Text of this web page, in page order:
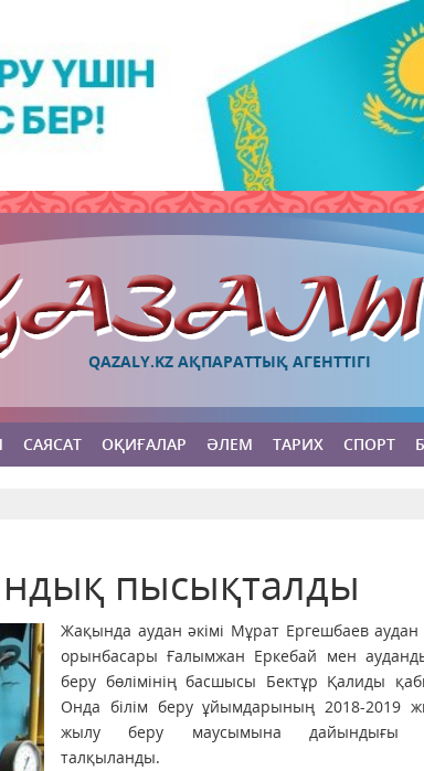
QAZALY.KZ АҚПАРАТТЫҚ АГЕНТТІГІ
САЯСАТ ОҚИҒАЛАР ӘЛЕМ ТАРИХ СПОРТ
пысықталды
Жақында аудан әкімі Мұрат Ергешбаев аудан
орынбасары Ғалымжан Еркебай мен
беру бөлімінің басшысы Бектұр Қали­ды
Онда білім беру ұйымдарының 2018-2019
жылу беру маусымына дайындығы
талқыланды.